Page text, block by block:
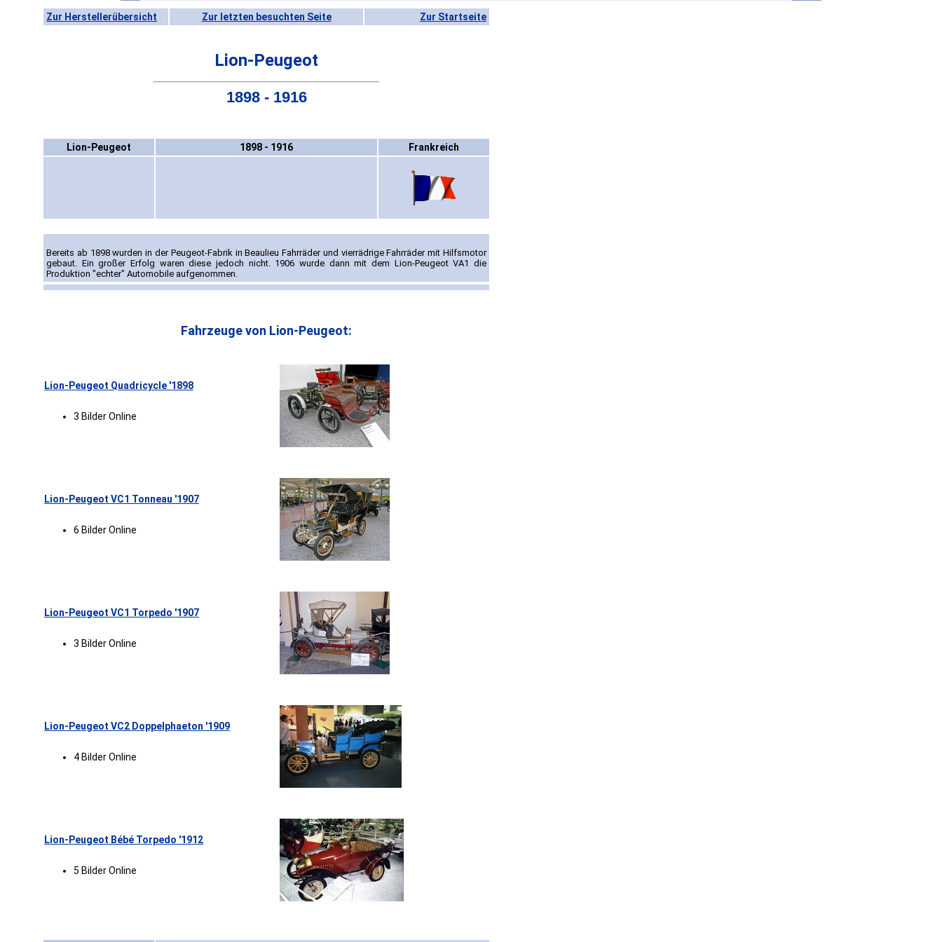
Zur Herstellerübersicht Zur letzten besuchten Seite Zur Startseite
Lion-Peugeot
1898 - 1916
Lion-Peugeot 1898 - 1916 Frankreich
Bereits ab 1898 wurden in der Peugeot-Fabrik in Beaulieu Fahrräder und vierrädrige Fahrräder mit Hilfsmotor
gebaut. Ein großer Erfolg waren diese jedoch nicht. 1906 wurde dann mit dem Lion-Peugeot VA1 die
Produktion "echter" Automobile aufgenommen.
Fahrzeuge von Lion-Peugeot:
Lion-Peugeot Quadricycle '1898
3 Bilder Online
Lion-Peugeot VC1 Tonneau '1907
6 Bilder Online
Lion-Peugeot VC1 Torpedo '1907
3 Bilder Online
Lion-Peugeot VC2 Doppelphaeton '1909
4 Bilder Online
Lion-Peugeot Bébé Torpedo '1912
5 Bilder Online